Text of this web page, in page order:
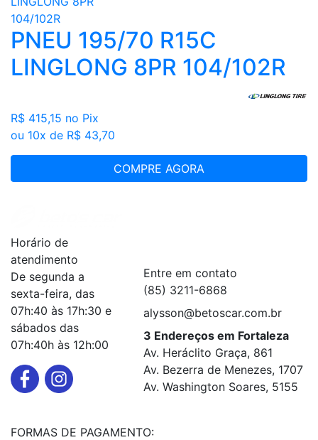
PNEU 195/70 R15C
LINGLONG 8PR 104/102R
R$ 415,15 no Pix
ou 10x de R$ 43,70
COMPRE AGORA
Horário de
atendimento
De segunda a
sexta-feira, das
07h:40 às 17h:30 e
sábados das
07h:40h às 12h:00
Entre em contato
(85) 3211-6868
alysson@betoscar.com.br
3 Endereços em Fortaleza
Av. Heráclito Graça, 861
Av. Bezerra de Menezes, 1707
Av. Washington Soares, 5155
FORMAS DE PAGAMENTO: